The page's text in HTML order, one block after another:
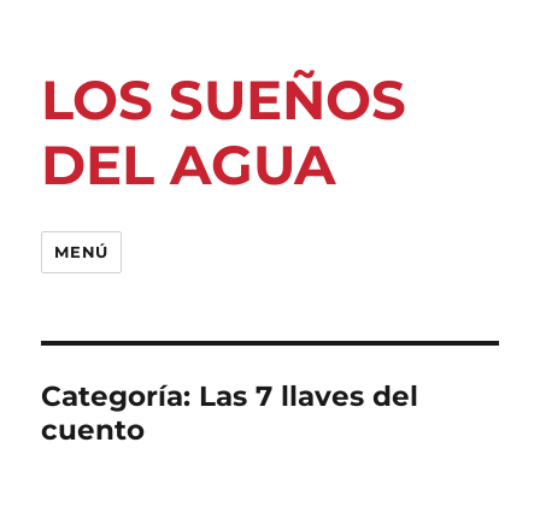
LOS SUEÑOS
DEL AGUA
MENÚ
Categoría: Las 7 llaves del
cuento